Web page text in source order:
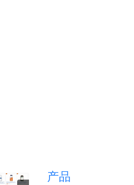
产品